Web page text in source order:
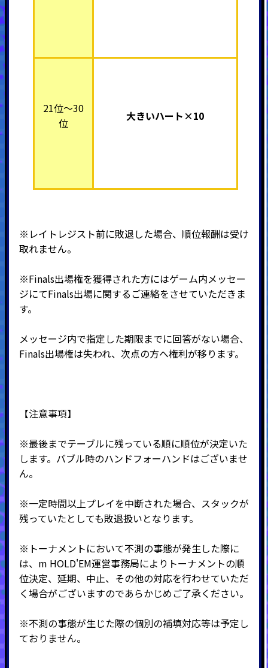
21位～30
位
大きいハート×10
※レイトレジスト前に敗退した場合、順位報酬は受け
取れません。
※Finals出場権を獲得された方にはゲーム内メッセー
ジにてFinals出場に関するご連絡をさせていただきま
す。
メッセージ内で指定した期限までに回答がない場合、
Finals出場権は失われ、次点の方へ権利が移ります。
【注意事項】
※最後までテーブルに残っている順に順位が決定いた
します。バブル時のハンドフォーハンドはございませ
ん。
※一定時間以上プレイを中断された場合、スタックが
残っていたとしても敗退扱いとなります。
※トーナメントにおいて不測の事態が発生した際に
は、m HOLD'EM運営事務局によりトーナメントの順
位決定、延期、中止、その他の対応を行わせていただ
く場合がございますのであらかじめご了承ください。
※不測の事態が生じた際の個別の補填対応等は予定し
ておりません。